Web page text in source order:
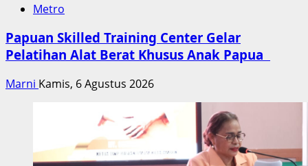
Metro
Papuan Skilled Training Center Gelar
Pelatihan Alat Berat Khusus Anak Papua
Marni Kamis, 6 Agustus 2026